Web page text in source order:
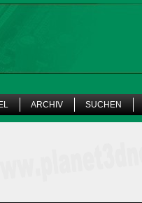
ARCHIV SUCHEN